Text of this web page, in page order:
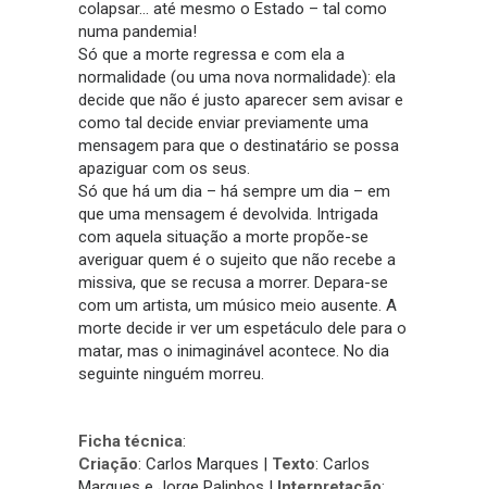
colapsar… até mesmo o Estado – tal como
numa pandemia!
Só que a morte regressa e com ela a
normalidade (ou uma nova normalidade): ela
decide que não é justo aparecer sem avisar e
como tal decide enviar previamente uma
mensagem para que o destinatário se possa
apaziguar com os seus.
Só que há um dia – há sempre um dia – em
que uma mensagem é devolvida. Intrigada
com aquela situação a morte propõe-se
averiguar quem é o sujeito que não recebe a
missiva, que se recusa a morrer. Depara-se
com um artista, um músico meio ausente. A
morte decide ir ver um espetáculo dele para o
matar, mas o inimaginável acontece. No dia
seguinte ninguém morreu.
Ficha técnica:
Criação: Carlos Marques | Texto: Carlos